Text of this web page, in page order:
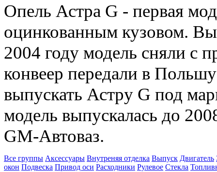
Опель Астра G - первая
оцинкованным кузовом.
2004 году модель сняли с
конвеер передали в
выпускать Астру G под
модель выпускалась до
GM-Автоваз.
Все группы Аксессуары Внутреняя отделка Выпуск Двигатель
окон Подвеска Привод оси Расходники Рулевое Стекла